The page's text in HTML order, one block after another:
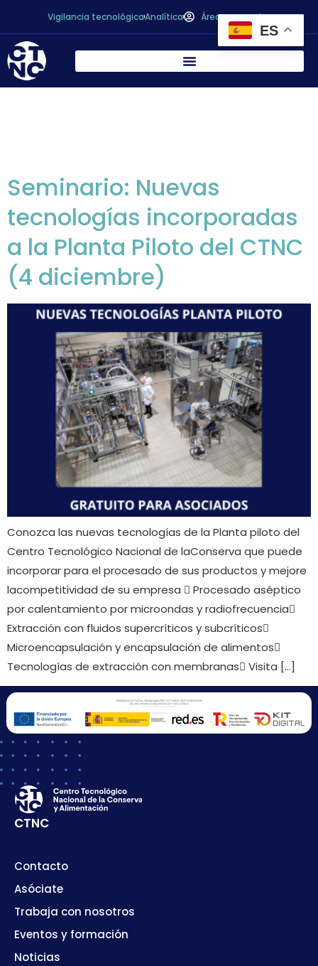
Vigilancia tecnológicaAnalítica Área personal
Seminario: Nuevas
tecnologías incorporadas
a la Planta Piloto del CTNC
(4 diciembre)
Conozca las nuevas tecnologías de la Planta piloto del
Centro Tecnológico Nacional de laConserva que puede
incorporar para el procesado de sus productos y mejore
lacompetitividad de su empresa  Procesado aséptico
por calentamiento por microondas y radiofrecuencia
Extracción con fluidos supercríticos y subcríticos
Microencapsulación y encapsulación de alimentos
Tecnologías de extracción con membranas Visita […]
CTNC
Contacto
Asóciate
Trabaja con nosotros
Eventos y formación
Noticias
ES